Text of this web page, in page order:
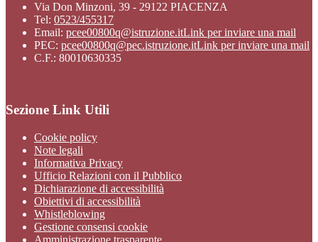
Via Don Minzoni, 39 - 29122 PIACENZA
Tel: 0523/455317
Email: pcee00800q@istruzione.itLink per inviare una mail
PEC: pcee00800q@pec.istruzione.itLink per inviare una mail
C.F.: 80010630335
Sezione Link Utili
Cookie policy
Note legali
Informativa Privacy
Ufficio Relazioni con il Pubblico
Dichiarazione di accessibilità
Obiettivi di accessibilità
Whistleblowing
Gestione consensi cookie
Amministrazione trasparente